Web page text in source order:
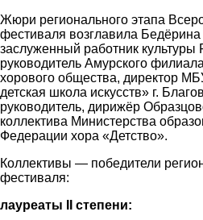
Жюри регионального этапа
фестиваля возглавила
заслуженный работник культуры
руководитель Амурского
хорового общества, директор
детская школа искусств» г.
руководитель, дирижёр
коллектива Министерства
Федерации хора «Детство».
Коллективы — победители
фестиваля:
лауреаты II степени: